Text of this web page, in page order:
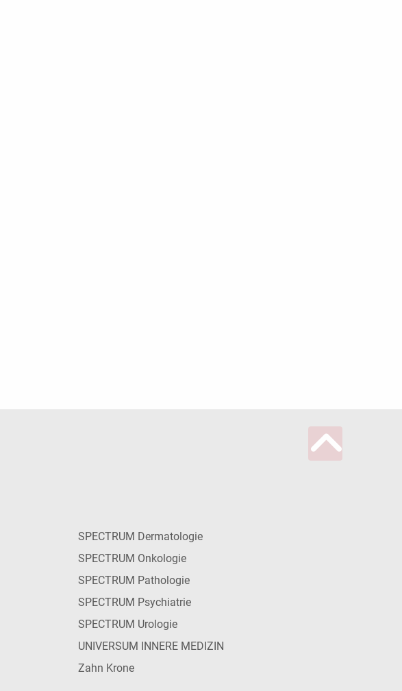
SPECTRUM Dermatologie
SPECTRUM Onkologie
SPECTRUM Pathologie
SPECTRUM Psychiatrie
SPECTRUM Urologie
UNIVERSUM INNERE MEDIZIN
Zahn Krone